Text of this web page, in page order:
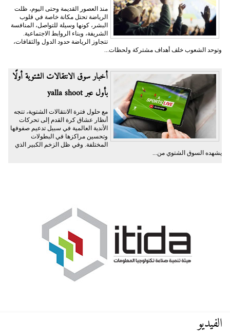
منذ العصور القديمة وحتى اليوم، ظلت
الرياضة تحتل مكانة خاصة في قلوب
البشر، كونها وسيلة للتواصل، المنافسة
الشريفة، وبناء الروابط الاجتماعية.
تتجاوز الرياضة حدود الدول والثقافات،
وتوحد الشعوب خلف أهداف مشتركة ولحظات...
أخبار سوق الانتقالات الشتوية أولًا
بأول عبر yalla shoot
مع حلول فترة الانتقالات الشتوية، تتجه
أنظار عشاق كرة القدم إلى تحركات
الأندية العالمية في سبيل تدعيم صفوفها
وتحسين مراكزها في البطولات
المختلفة. وفي ظل الزخم الكبير الذي
يشهده السوق الشتوي من...
الفيديو